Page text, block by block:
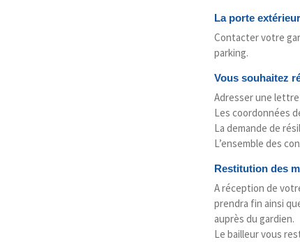
La porte
Contacter votre
parking.
Vous souhaitez
Adresser une
Les coordonnées
La demande de
L’ensemble des
Restitution des
A réception de
prendra fin ainsi
auprès du gardien.
Le bailleur vous